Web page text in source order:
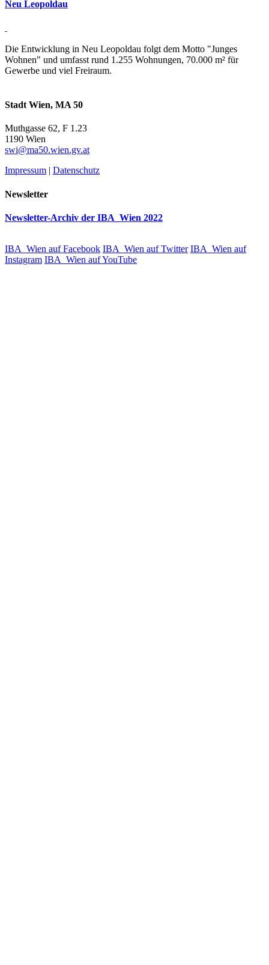
Neu Leo­poldau
Die Entwicklung in Neu Leopoldau folgt dem Motto "Junges
Wohnen" und umfasst rund 1.255 Wohnungen, 70.000 m² für
Gewerbe und viel Freiraum.
Stadt Wien, MA 50
Muthgasse 62, F 1.23
1190 Wien
swi@ma50.wien.gv.at
Impressum | Datenschutz
Newsletter
Newsletter-Archiv der IBA_Wien 2022
IBA_Wien auf Facebook IBA_Wien auf Twitter IBA_Wien auf
Instagram IBA_Wien auf YouTube